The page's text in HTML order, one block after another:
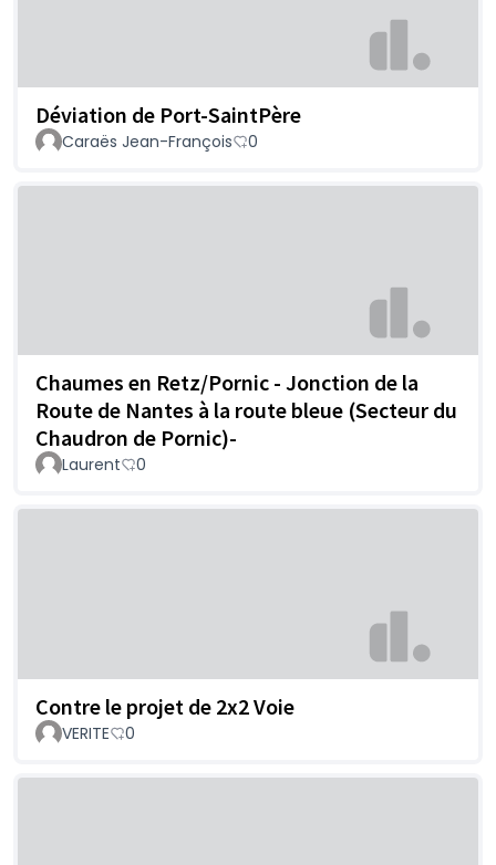
Déviation de Port-SaintPère
Caraës Jean-François 0
Chaumes en Retz/Pornic - Jonction de la
Route de Nantes à la route bleue (Secteur du
Chaudron de Pornic)-
Laurent 0
Contre le projet de 2x2 Voie
VERITE 0